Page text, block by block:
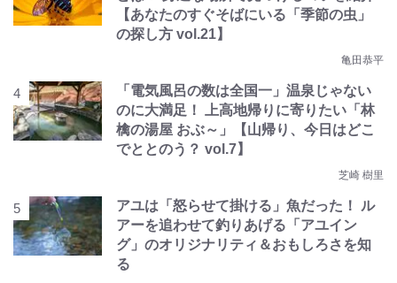
【あなたのすぐそばにいる「季節の虫」
の探し方 vol.21】
亀田恭平
「電気風呂の数は全国一」温泉じゃない
のに大満足！ 上高地帰りに寄りたい「林
檎の湯屋 おぶ～」【山帰り、今日はどこ
でととのう？ vol.7】
芝崎 樹里
アユは「怒らせて掛ける」魚だった！ ル
アーを追わせて釣りあげる「アユイン
グ」のオリジナリティ＆おもしろさを知
る